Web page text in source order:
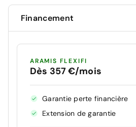
Financement
ARAMIS FLEXIFI
Dès 357 €/mois
Garantie perte financière
Extension de garantie